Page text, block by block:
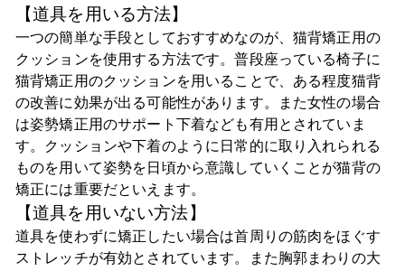
【道具を用いる方法】
一つの簡単な手段としておすすめなのが、猫背矯正用の
クッションを使用する方法です。普段座っている椅子に
猫背矯正用のクッションを用いることで、ある程度猫背
の改善に効果が出る可能性があります。また女性の場合
は姿勢矯正用のサポート下着なども有用とされていま
す。クッションや下着のように日常的に取り入れられる
ものを用いて姿勢を日頃から意識していくことが猫背の
矯正には重要だといえます。
【道具を用いない方法】
道具を使わずに矯正したい場合は首周りの筋肉をほぐす
ストレッチが有効とされています。また胸郭まわりの大